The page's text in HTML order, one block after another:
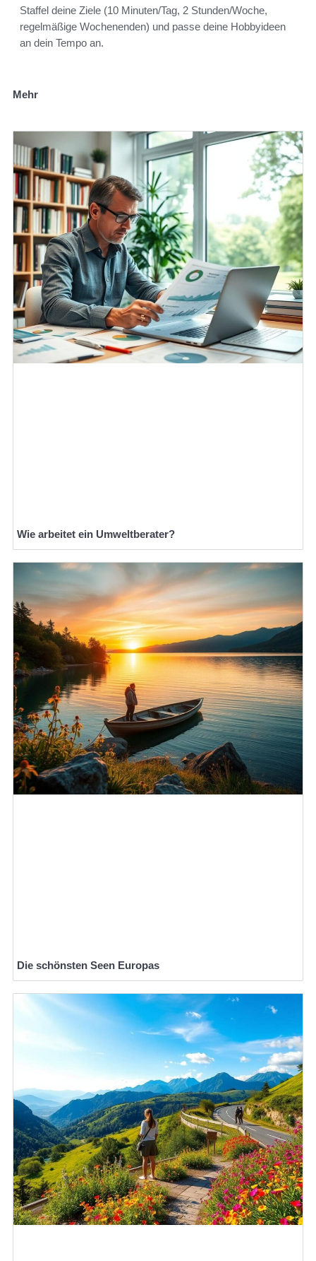
Staffel deine Ziele (10 Minuten/Tag, 2 Stunden/Woche,
regelmäßige Wochenenden) und passe deine Hobbyideen
an dein Tempo an.
Mehr
Wie arbeitet ein Umweltberater?
Die schönsten Seen Europas